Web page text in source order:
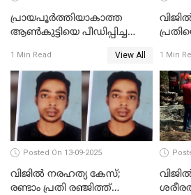
പ്രായപൂർത്തിയാകാത്ത
ആൺകുട്ടിയെ പീഡിപ്പിച്ച
അറസ്റ്റിൽ
1 Min Read View All 1 Min
Posted On 13-09-2025
വിജിൽ നരഹത്യ കേസ്;
രണ്ടാം പ്രതി രഞ്ജിത്ത്